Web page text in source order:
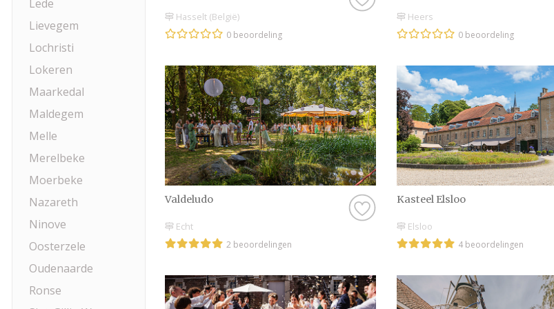
Lede
Lievegem
Lochristi
Lokeren
Maarkedal
Maldegem
Melle
Merelbeke
Moerbeke
Nazareth
Ninove
Oosterzele
Oudenaarde
Ronse
Hasselt (België)
0 beoordeling
Heers
0 beoordeling
Valdeludo
Echt
2 beoordelingen
Kasteel Elsloo
Elsloo
4 beoordelingen